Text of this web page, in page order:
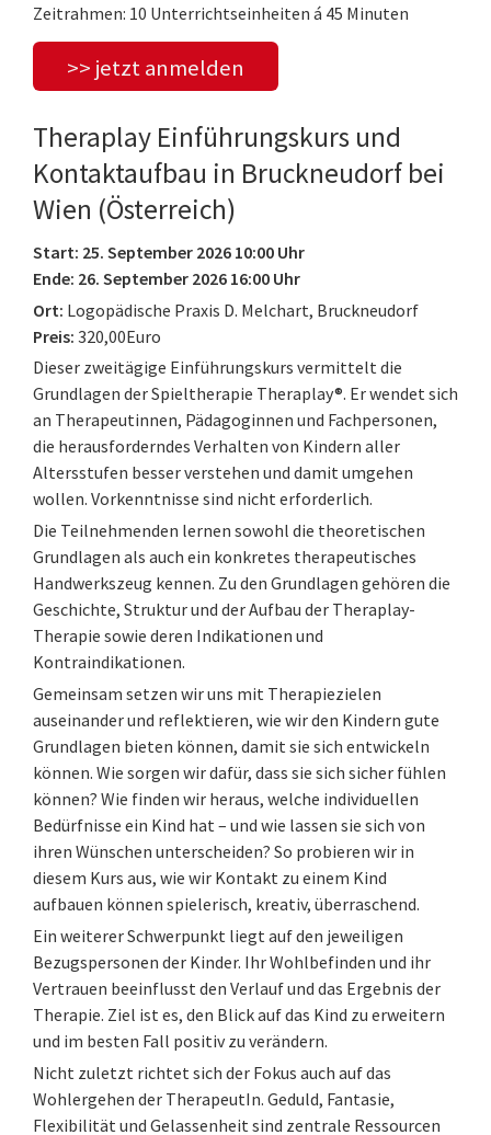
Zeitrahmen: 10 Unterrichtseinheiten á 45 Minuten
>> jetzt anmelden
Theraplay Einführungskurs und
Kontaktaufbau in Bruckneudorf bei
Wien (Österreich)
Start: 25. September 2026 10:00 Uhr
Ende: 26. September 2026 16:00 Uhr
Ort: Logopädische Praxis D. Melchart, Bruckneudorf
Preis: 320,00Euro
Dieser zweitägige Einführungskurs vermittelt die
Grundlagen der Spieltherapie Theraplay®. Er wendet sich
an Therapeutinnen, Pädagoginnen und Fachpersonen,
die herausforderndes Verhalten von Kindern aller
Altersstufen besser verstehen und damit umgehen
wollen. Vorkenntnisse sind nicht erforderlich.
Die Teilnehmenden lernen sowohl die theoretischen
Grundlagen als auch ein konkretes therapeutisches
Handwerkszeug kennen. Zu den Grundlagen gehören die
Geschichte, Struktur und der Aufbau der Theraplay-
Therapie sowie deren Indikationen und
Kontraindikationen.
Gemeinsam setzen wir uns mit Therapiezielen
auseinander und reflektieren, wie wir den Kindern gute
Grundlagen bieten können, damit sie sich entwickeln
können. Wie sorgen wir dafür, dass sie sich sicher fühlen
können? Wie finden wir heraus, welche individuellen
Bedürfnisse ein Kind hat – und wie lassen sie sich von
ihren Wünschen unterscheiden? So probieren wir in
diesem Kurs aus, wie wir Kontakt zu einem Kind
aufbauen können spielerisch, kreativ, überraschend.
Ein weiterer Schwerpunkt liegt auf den jeweiligen
Bezugspersonen der Kinder. Ihr Wohlbefinden und ihr
Vertrauen beeinflusst den Verlauf und das Ergebnis der
Therapie. Ziel ist es, den Blick auf das Kind zu erweitern
und im besten Fall positiv zu verändern.
Nicht zuletzt richtet sich der Fokus auch auf das
Wohlergehen der TherapeutIn. Geduld, Fantasie,
Flexibilität und Gelassenheit sind zentrale Ressourcen